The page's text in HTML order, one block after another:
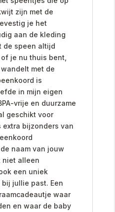
zijn met de
je het
aan de kleding
de speen altijd
je nu thuis bent,
met de
is
in mijn eigen
vrije en duurzame
geschikt voor
extra bijzonders van
naam van jouw
niet alleen
een uniek
jullie past. Een
waar
en waar de baby